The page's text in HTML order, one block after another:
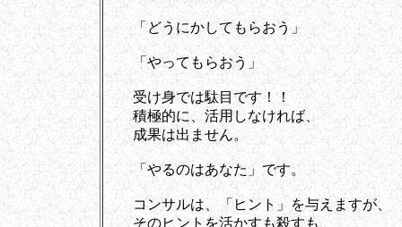
「どうにかしてもらおう」
「やってもらおう」
受け身では駄目です！！
積極的に、活用しなければ、
成果は出ません。
「やるのはあなた」です。
コンサルは、「ヒント」を与えますが、
そのヒントを活かすも殺すも、